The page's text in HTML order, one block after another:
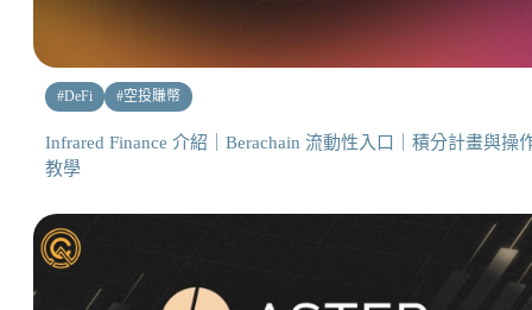
#DeFi #空投賺幣
Infrared Finance 介紹｜Berachain 流動性入口｜積分計畫與操
教學